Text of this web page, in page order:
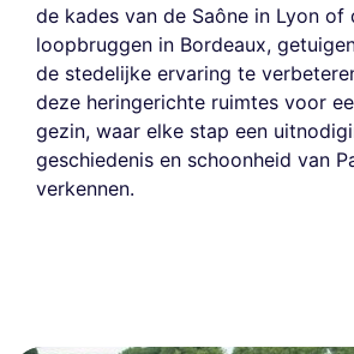
de kades van de Saône in Lyon of
loopbruggen in Bordeaux,
de stedelijke ervaring te
deze heringerichte ruimtes voor
gezin, waar elke stap een
geschiedenis en schoonheid van
verkennen.